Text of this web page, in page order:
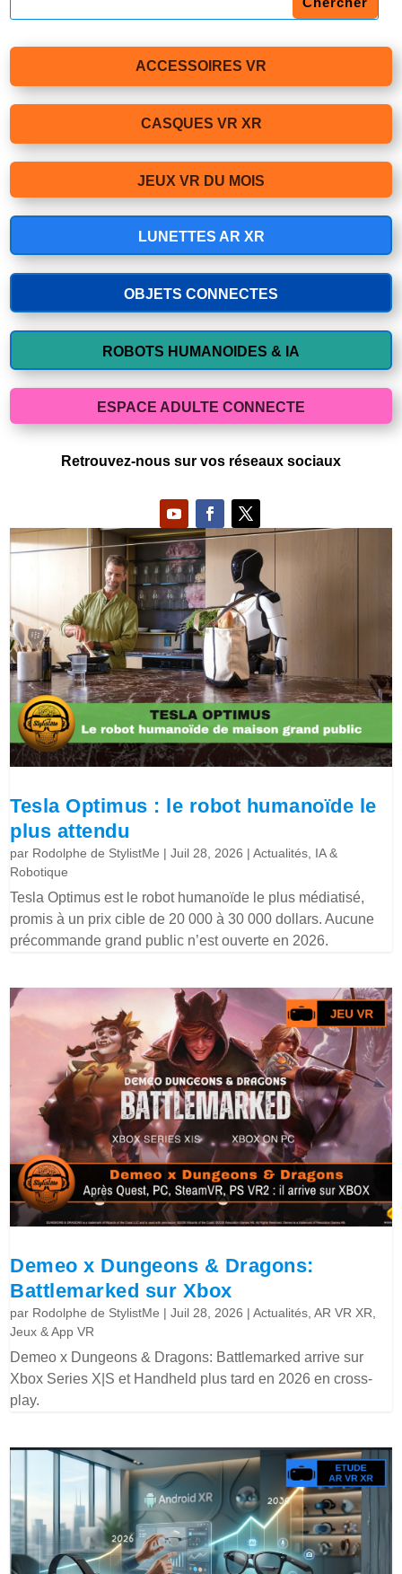
ACCESSOIRES VR
CASQUES VR XR
JEUX VR DU MOIS
LUNETTES AR XR
OBJETS CONNECTES
ROBOTS HUMANOIDES & IA
ESPACE ADULTE CONNECTE
Retrouvez-nous sur vos réseaux sociaux
Tesla Optimus : le robot humanoïde le
plus attendu
par Rodolphe de StylistMe |Juil 28, 2026 |Actualités, IA &
Robotique
Tesla Optimus est le robot humanoïde le plus médiatisé,
promis à un prix cible de 20 000 à 30 000 dollars. Aucune
précommande grand public n’est ouverte en 2026.
Demeo x Dungeons & Dragons:
Battlemarked sur Xbox
par Rodolphe de StylistMe |Juil 28, 2026 |Actualités,AR VR XR,
Jeux & App VR
Demeo x Dungeons & Dragons: Battlemarked arrive sur
Xbox Series X|S et Handheld plus tard en 2026 en cross-
play.